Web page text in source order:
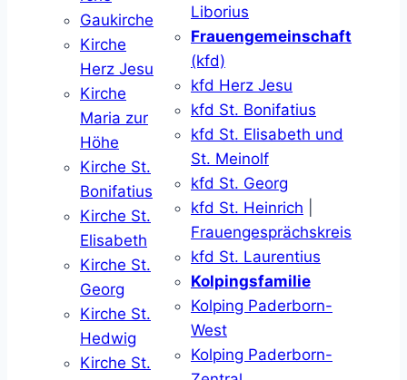
Gaukirche
Kirche
Herz Jesu
Kirche
Maria zur
Höhe
Kirche St.
Bonifatius
Kirche St.
Elisabeth
Kirche St.
Georg
Kirche St.
Hedwig
Kirche St.
Liborius
Frauengemeinschaft
(kfd)
kfd Herz Jesu
kfd St. Bonifatius
kfd St. Elisabeth und
St. Meinolf
kfd St. Georg
kfd St. Heinrich
Frauengesprächskreis
kfd St. Laurentius
Kolpingsfamilie
Kolping Paderborn-
West
Kolping Paderborn-